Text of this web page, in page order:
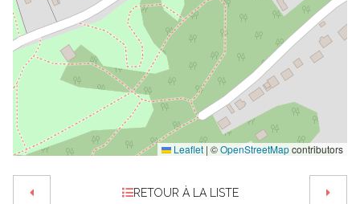
Leaflet | ©OpenStreetMapcontributors
RETOUR À LA LISTE